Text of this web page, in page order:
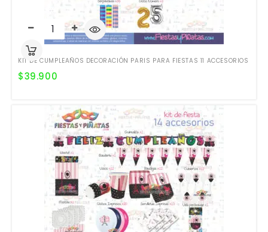
KIT DE CUMPLEAÑOS DECORACIÓN PARIS PARA FIESTAS 11 ACCESORIOS
$39.900